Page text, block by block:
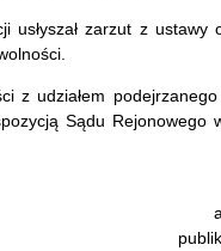
usłyszał zarzut z ustawy
z udziałem
Sądu Rejonowego